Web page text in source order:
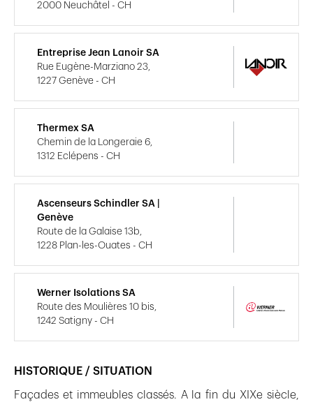
HISTORIQUE / SITUATION
Façades et immeubles classés. A la fin du XIXe siècle,
2000 Neuchâtel - CH
Entreprise Jean Lanoir SA
Rue Eugène-Marziano 23,
1227 Genève - CH
Thermex SA
Chemin de la Longeraie 6,
1312 Eclépens - CH
Ascenseurs Schindler SA |
Genève
Route de la Galaise 13b,
1228 Plan-les-Ouates - CH
Werner Isolations SA
Route des Moulières 10 bis,
1242 Satigny - CH